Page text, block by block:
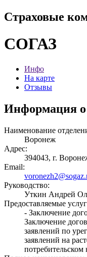
Страховые
СОГАЗ
Инфо
На карте
Отзывы
Информация о
Наименование
Воронеж
Адрес:
394043, г.
Email:
Руководство:
Уткин Андрей
Предоставляемые
- Заключение
Заключение
заявлений по
заявлений на